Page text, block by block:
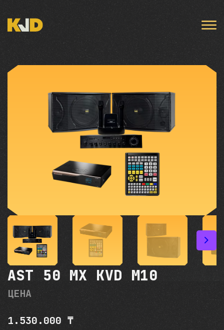
AST 50 MX KVD M10
ЦЕНА
1.530.000 ₸